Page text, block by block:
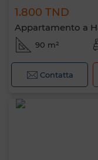
1.800 TND
Appartamento a
90 m²
Contatta